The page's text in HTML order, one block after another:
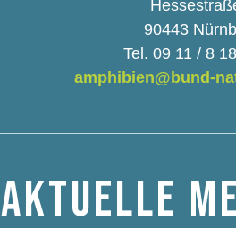
90443
Tel. 09 11 / 8
amphibien@bund-
AKTUELLE